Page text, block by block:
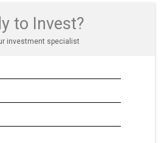
to Invest?
investment specialist